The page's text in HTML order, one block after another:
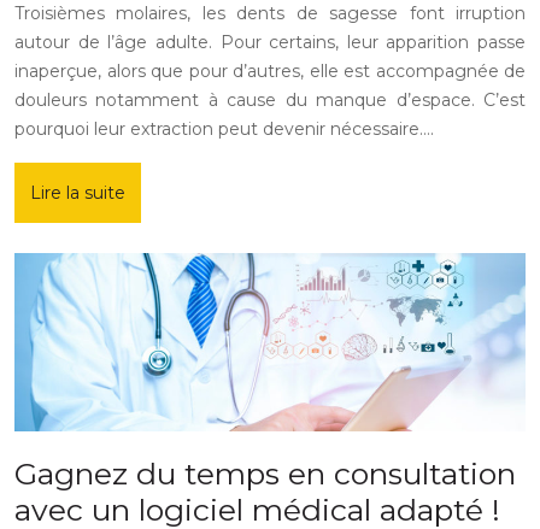
Troisièmes molaires, les dents de sagesse font irruption
autour de l’âge adulte. Pour certains, leur apparition passe
inaperçue, alors que pour d’autres, elle est accompagnée de
douleurs notamment à cause du manque d’espace. C’est
pourquoi leur extraction peut devenir nécessaire….
Lire la suite
Gagnez du temps en consultation
avec un logiciel médical adapté !